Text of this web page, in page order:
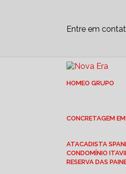
Entre em
HOME
O GRUPO
CONCRETAGEM
ATACADISTA
CONDOMÍNIO
RESERVA DAS